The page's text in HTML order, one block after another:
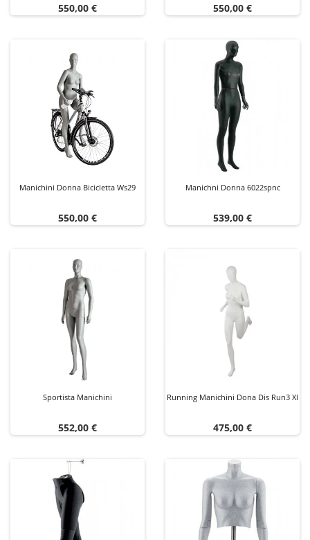
Prezzo
550,00 € Prezzo
550,00 €
Manichini Donna Bicicletta Ws29
Prezzo
550,00 €
Manichni Donna 6022spnc
Prezzo
539,00 €
Sportista Manichini
Prezzo
552,00 €
Running Manichini Dona Dis Run3 Xl
Prezzo
475,00 €